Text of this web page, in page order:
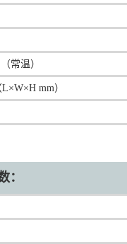
常温）
mm）
：